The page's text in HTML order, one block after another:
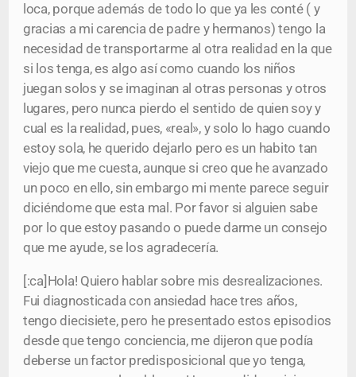
loca, porque además de todo lo que ya les conté ( y
gracias a mi carencia de padre y hermanos) tengo la
necesidad de transportarme al otra realidad en la que
si los tenga, es algo así como cuando los niños
juegan solos y se imaginan al otras personas y otros
lugares, pero nunca pierdo el sentido de quien soy y
cual es la realidad, pues, «real», y solo lo hago cuando
estoy sola, he querido dejarlo pero es un habito tan
viejo que me cuesta, aunque si creo que he avanzado
un poco en ello, sin embargo mi mente parece seguir
diciéndome que esta mal. Por favor si alguien sabe
por lo que estoy pasando o puede darme un consejo
que me ayude, se los agradecería.
[:ca]Hola! Quiero hablar sobre mis desrealizaciones.
Fui diagnosticada con ansiedad hace tres años,
tengo diecisiete, pero he presentado estos episodios
desde que tengo conciencia, me dijeron que podía
deberse un factor predisposicional que yo tenga,